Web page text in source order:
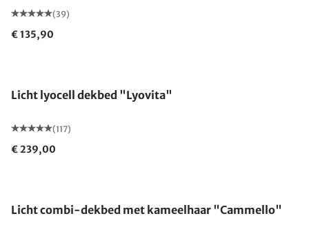
(39)
€ 135,90
Licht lyocell dekbed "Lyovita"
(117)
€ 239,00
Licht combi-dekbed met kameelhaar "Cammello"